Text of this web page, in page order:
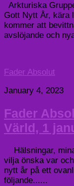
Arkturiska
Gott Nytt År, kära
kommer att
avslöjande och
Fader Absolut
January 4, 2023
Fader
Värld, 1
Hälsningar,
vilja önska var
nytt år på ett
följande......